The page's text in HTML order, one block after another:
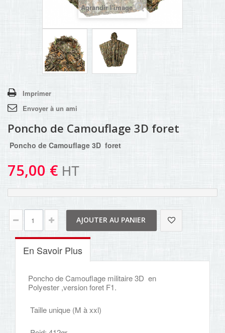
Agrandir l'image
Imprimer
Envoyer à un ami
Poncho de Camouflage 3D foret
Poncho de Camouflage 3D foret
75,00 € HT
AJOUTER AU PANIER
En Savoir Plus
Poncho de Camouflage militaire 3D en
Polyester ,version foret F1.
Taille unique (M à xxl)